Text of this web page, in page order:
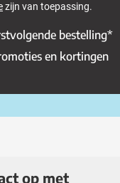
zijn van toepassing.
bestelling*
en kortingen
op met